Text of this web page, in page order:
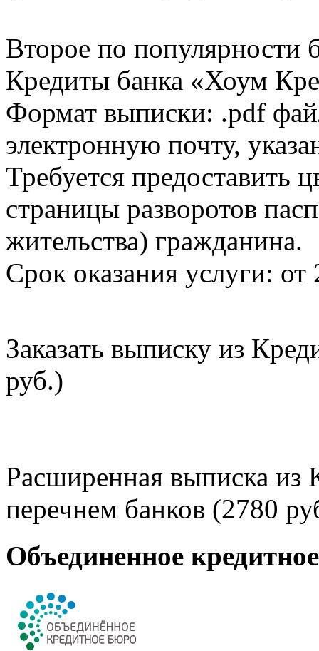
Второе по популярности
Кредиты банка «Хоум
Формат выписки: .pdf
электронную почту,
Требуется предоставить
страницы разворотов
жительства) гражданина.
Срок оказания услуги: от
Заказать выписку из
руб.)
Расширенная выписка из
перечнем банков (2780
Объединенное